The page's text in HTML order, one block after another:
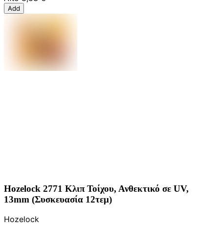
Add
Hozelock 2771 Κλιπ Τοίχου, Ανθεκτικό σε UV,
13mm (Συσκευασία 12τεμ)
Hozelock